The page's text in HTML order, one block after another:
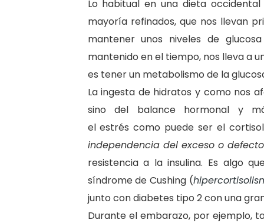
Lo habitual en una dieta
mayoría refinados, que nos llevan
mantener unos niveles de
mantenido en el tiempo, nos lleva a
es tener un metabolismo de la
La ingesta de hidratos y como nos
sino del balance hormonal y
el estrés como puede ser el
independencia del exceso o
resistencia a la insulina. Es algo
síndrome de Cushing (
junto con diabetes tipo 2 con una
Durante el embarazo, por ejemplo,